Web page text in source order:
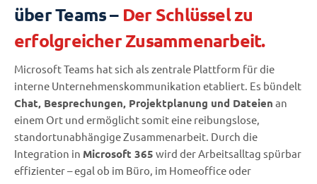
über Teams – Der Schlüssel zu
erfolgreicher Zusammenarbeit.
Microsoft Teams hat sich als zentrale Plattform für die
interne Unternehmenskommunikation etabliert. Es bündelt
Chat, Besprechungen, Projektplanung und Dateien an
einem Ort und ermöglicht somit eine reibungslose,
standortunabhängige Zusammenarbeit. Durch die
Integration in Microsoft 365 wird der Arbeitsalltag spürbar
effizienter – egal ob im Büro, im Homeoffice oder